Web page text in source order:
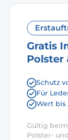
Gratis
Polster
Schutz
Für
Wert bis
Gültig
Polster-